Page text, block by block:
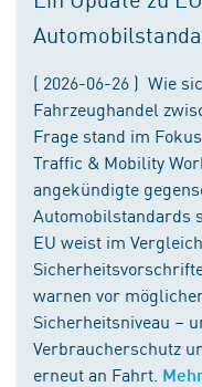
( 2026-06-26 ) Wie
Fahrzeughandel
Frage stand im
Traffic & Mobility
angekündigte
Automobilstandards
EU weist im
warnen vor
Sicherheitsniveau –
Verbraucherschutz
erneut an Fahrt.